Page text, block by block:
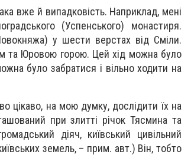
вже й випадковість. Наприклад, мені
(Успенського) монастиря.
у шести верстах від Сміли.
та Юровою горою. Цей хід можна було
було забратися і вільно ходити на
цікаво, на мою думку, дослідити їх на
при злитті річок Тясмина та
діяч, київський цивільний
земель, – прим. авт.) Він, тобто